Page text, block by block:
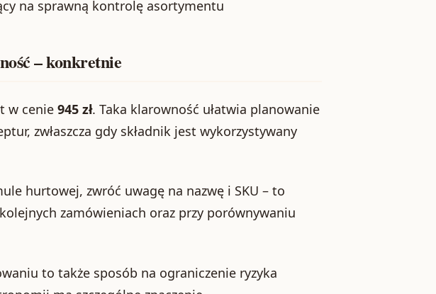
na sprawną kontrolę asortymentu
– konkretnie
w cenie 945 zł. Taka klarowność ułatwia planowanie
zwłaszcza gdy składnik jest wykorzystywany
hurtowej, zwróć uwagę na nazwę i SKU – to
zamówieniach oraz przy porównywaniu
to także sposób na ograniczenie ryzyka